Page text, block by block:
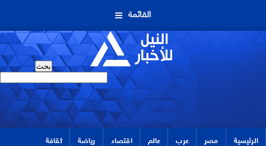
القائمة
الرئيسية مصر عرب عالم اقتصاد رياضة ثقافة